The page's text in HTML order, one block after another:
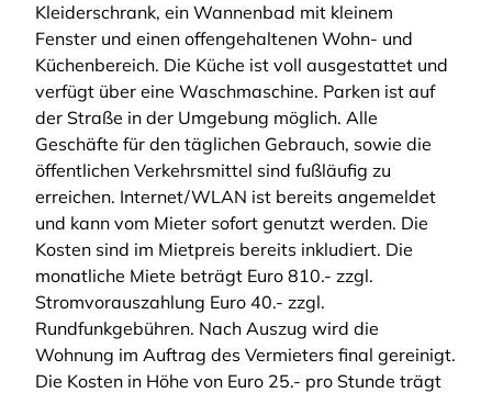
Kleiderschrank, ein Wannenbad mit kleinem
Fenster und einen offengehaltenen Wohn- und
Küchenbereich. Die Küche ist voll ausgestattet und
verfügt über eine Waschmaschine. Parken ist auf
der Straße in der Umgebung möglich. Alle
Geschäfte für den täglichen Gebrauch, sowie die
öffentlichen Verkehrsmittel sind fußläufig zu
erreichen. Internet/WLAN ist bereits angemeldet
und kann vom Mieter sofort genutzt werden. Die
Kosten sind im Mietpreis bereits inkludiert. Die
monatliche Miete beträgt Euro 810.- zzgl.
Stromvorauszahlung Euro 40.- zzgl.
Rundfunkgebühren. Nach Auszug wird die
Wohnung im Auftrag des Vermieters final gereinigt.
Die Kosten in Höhe von Euro 25.- pro Stunde trägt